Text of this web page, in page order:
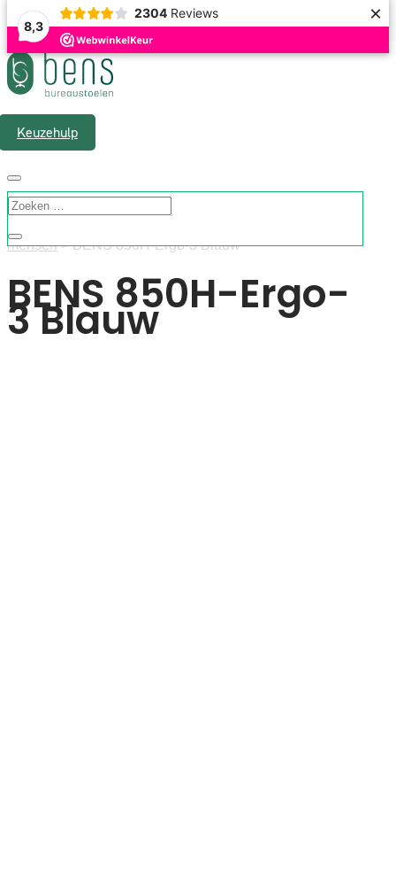
8,3
2304 Reviews ×
Gratis verzending & 1 á 2 werkdagen levertijd
Keuzehulp
”Home”>Assortiment>Bureaustoelen
mensen> BENS 850H-Ergo-3 Blauw
BENS 850H-Ergo-
3 Blauw